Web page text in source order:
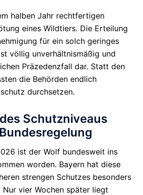
halben Jahr rechtfertigen
eines Wildtiers. Die Erteilung
für ein solch geringes
völlig unverhältnismäßig und
Präzedenzfall dar. Statt den
die Behörden endlich
durchsetzen.
Schutzniveaus
ist der Wolf bundesweit ins
worden. Bayern hat diese
strengen Schutzes besonders
vier Wochen später liegt